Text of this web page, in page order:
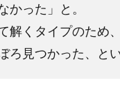
かった」と。
解くタイプのため
ろ見つかった、と